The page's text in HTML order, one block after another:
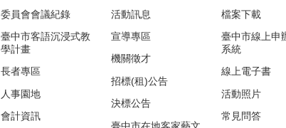
委員會會議紀錄
臺中市客語沉浸式教
學計畫
長者專區
人事園地
會計資訊
活動訊息
宣導專區
機關徵才
招標(租)公告
決標公告
臺中市在地客家藝文
檔案下載
臺中市線上申
系統
線上電子書
活動照片
常見問答